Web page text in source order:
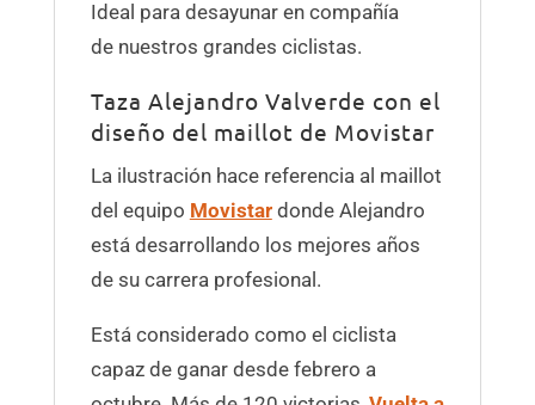
Ideal para desayunar en compañía
de nuestros grandes ciclistas.
Taza Alejandro Valverde con el
diseño del maillot de Movistar
La ilustración hace referencia al maillot
del equipo Movistardonde Alejandro
está desarrollando los mejores años
de su carrera profesional.
Está considerado como el ciclista
capaz de ganar desde febrero a